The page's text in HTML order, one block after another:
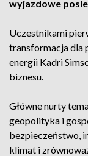
wyjazdowe
Uczestnikami
transformacja dla
energii Kadri
biznesu.
Główne nurty
geopolityka i
bezpieczeństwo,
klimat i